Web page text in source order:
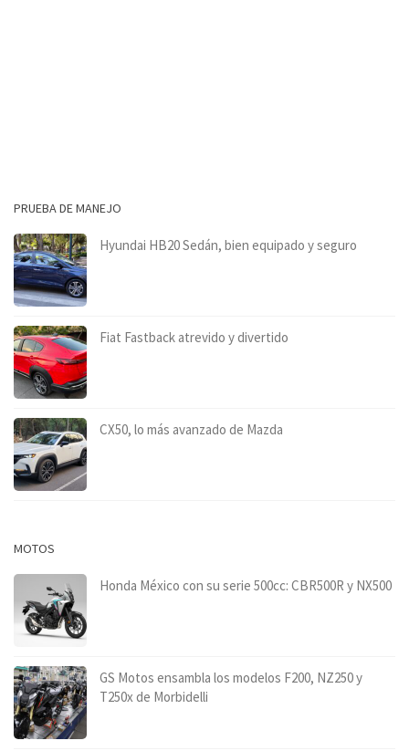
PRUEBA DE MANEJO
Hyundai HB20 Sedán, bien equipado y seguro
Fiat Fastback atrevido y divertido
CX50, lo más avanzado de Mazda
MOTOS
Honda México con su serie 500cc: CBR500R y NX500
GS Motos ensambla los modelos F200, NZ250 y
T250x de Morbidelli